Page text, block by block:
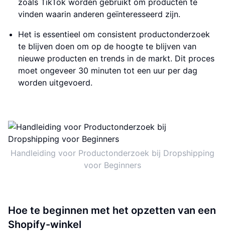
zoals TikTok worden gebruikt om producten te
vinden waarin anderen geïnteresseerd zijn.
Het is essentieel om consistent productonderzoek
te blijven doen om op de hoogte te blijven van
nieuwe producten en trends in de markt. Dit proces
moet ongeveer 30 minuten tot een uur per dag
worden uitgevoerd.
Handleiding voor Productonderzoek bij Dropshipping
voor Beginners
Hoe te beginnen met het opzetten van een
Shopify-winkel